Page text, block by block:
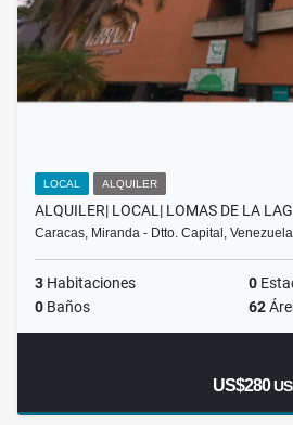
LOCAL ALQUILER
ALQUILER| LOCAL| LOMAS DE LA
Caracas, Miranda - Dtto. Capital, Venezuela
3 Habitaciones 0
0 Baños 62
US$280